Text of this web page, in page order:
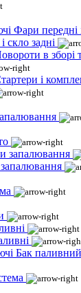
Фари передні
скло задні
в зборі
і
запалювання
Бак